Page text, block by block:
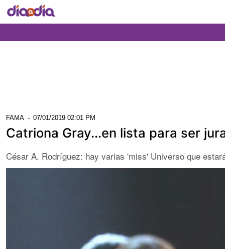
FAMA - 07/01/2019 02:01 PM
Catriona Gray...en lista para ser
César A. Rodríguez: hay varias 'miss' Universo que